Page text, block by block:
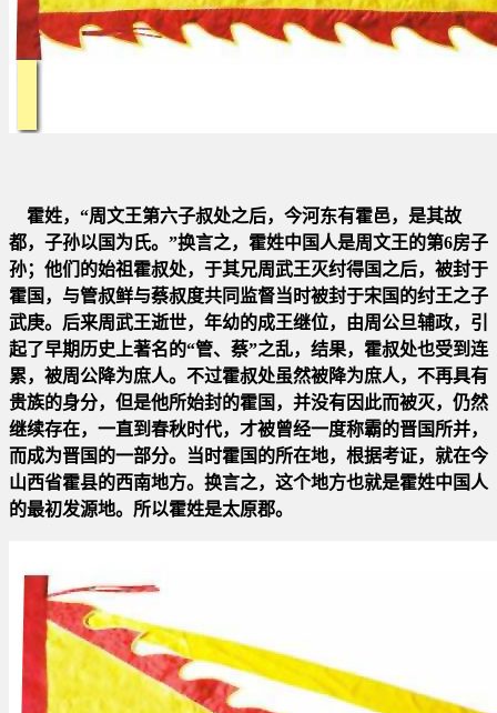
霍姓，“周文王第六子叔处之后，今河东有霍邑，是其故
都，子孙以国为氏。”换言之，霍姓中国人是周文王的第6房子
孙； 他们的始祖霍叔处，于其兄周武王灭纣得国之后，被封于
霍国，与管叔鲜与蔡叔度共同监督当时被封于宋国的纣王之子
武庚。后来周武王逝世，年幼的成王继位，由周公旦辅政，引
起了早期历史上著名的“管、蔡”之乱，结果，霍叔处也受到连
累，被周公降为庶人。不过霍叔处虽然被降为庶人，不再具有
贵族的身分，但是他所始封的霍国，并没有因此而被灭，仍然
继续存在，一直到春秋时代，才被曾经一度称霸的晋国所并，
而成为晋国的一部分。当时霍国的所在地，根据考证，就在今
山西省霍县的西南地方。换言之，这个地方也就是霍姓中国人
的最初发源地。所以霍姓是太原郡。